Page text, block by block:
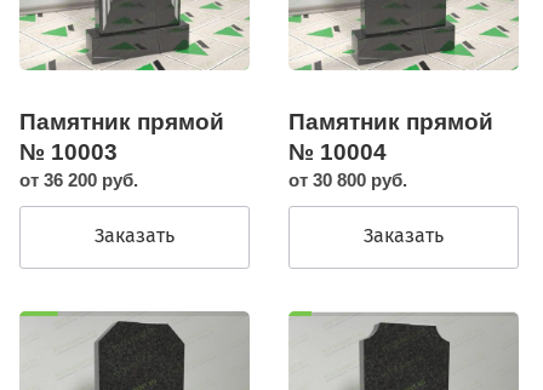
Памятник прямой
№ 10003
от 36 200 руб.
Заказать
Памятник прямой
№ 10004
от 30 800 руб.
Заказать